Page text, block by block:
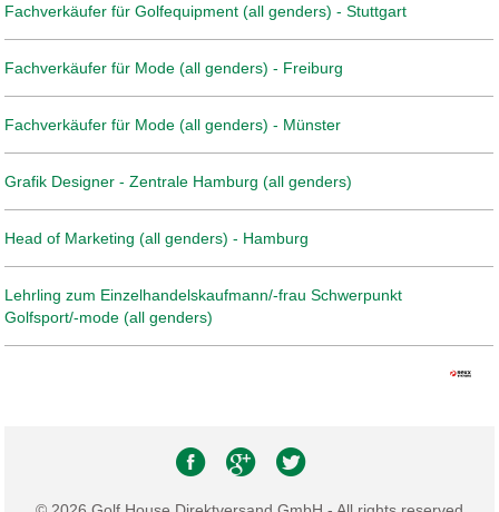
Fachverkäufer für Golfequipment (all genders) - Stuttgart
Fachverkäufer für Mode (all genders) - Freiburg
Fachverkäufer für Mode (all genders) - Münster
Grafik Designer - Zentrale Hamburg (all genders)
Head of Marketing (all genders) - Hamburg
Lehrling zum Einzelhandelskaufmann/-frau Schwerpunkt
Golfsport/-mode (all genders)